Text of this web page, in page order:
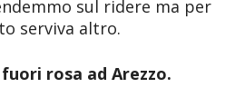
sul ridere ma per
serviva altro.
rosa ad Arezzo.